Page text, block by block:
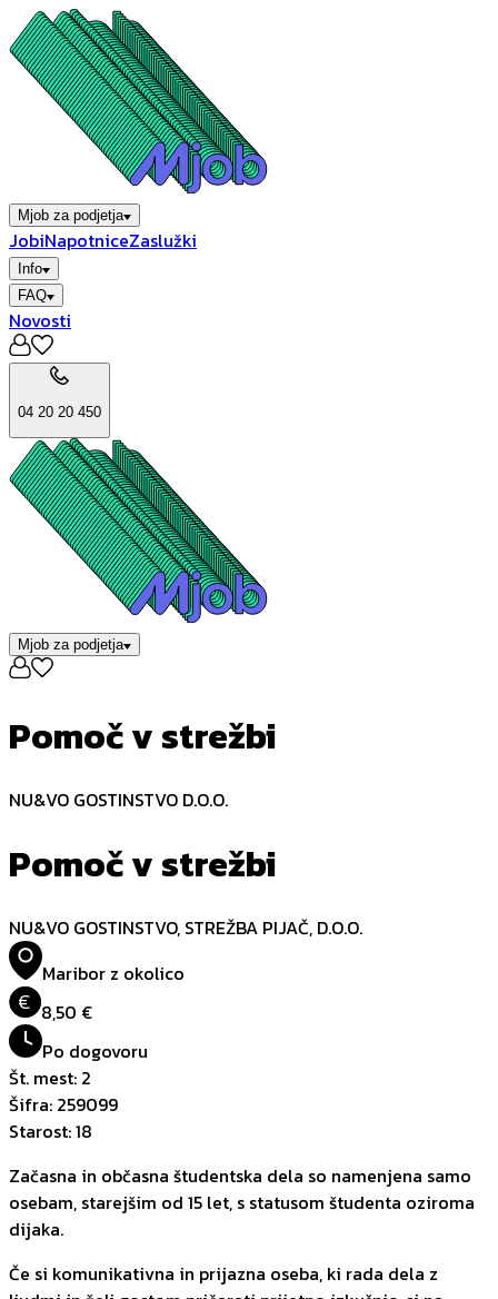
Mjob za podjetja
JobiNapotniceZaslužki
Info
FAQ
Novosti
04 20 20 450
Mjob za podjetja
Pomoč v strežbi
NU&VO GOSTINSTVO D.O.O.
Pomoč v strežbi
NU&VO GOSTINSTVO, STREŽBA PIJAČ, D.O.O.
Maribor z okolico
€ 8,50 €
Po dogovoru
Št. mest: 2
Šifra: 259099
Starost:18
Začasna in občasna študentska dela so namenjena samo
osebam, starejšim od 15 let, s statusom študenta oziroma
dijaka.
Če si komunikativna in prijazna oseba, ki rada dela z